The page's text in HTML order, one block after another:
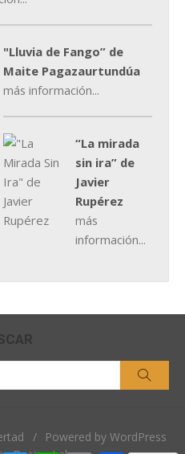
"Lluvia de Fango” de
Maite Pagazaurtundúa
más información...
“La mirada
sin ira” de
Javier
Rupérez
más
información...
/
Powered by WordPress